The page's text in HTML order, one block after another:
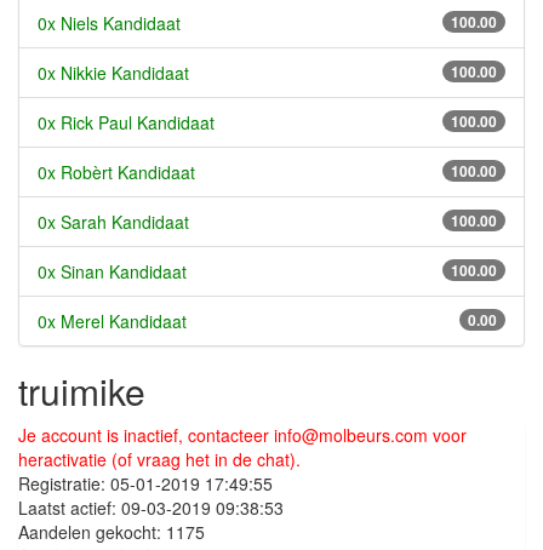
100.00
0x Niels Kandidaat
100.00
0x Nikkie Kandidaat
100.00
0x Rick Paul Kandidaat
100.00
0x Robèrt Kandidaat
100.00
0x Sarah Kandidaat
100.00
0x Sinan Kandidaat
0.00
0x Merel Kandidaat
truimike
Je account is inactief, contacteer info@molbeurs.com voor
heractivatie (of vraag het in de chat).
Registratie: 05-01-2019 17:49:55
Laatst actief: 09-03-2019 09:38:53
Aandelen gekocht: 1175